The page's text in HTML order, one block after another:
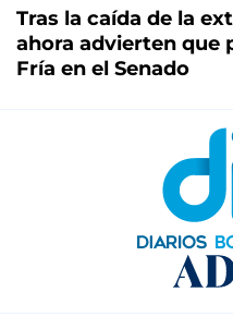
Tras la caída de la
ahora advierten que
Fría en el Senado